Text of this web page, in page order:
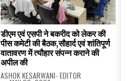
डीएम एवं एसपी ने बकरीद को लेकर की
पीस कमेटी की बैठक,सौहार्द एवं शांतिपूर्ण
वातावरण में त्यौहार संपन्न कराने की
अपील की
ASHOK KESARWANI- EDITOR